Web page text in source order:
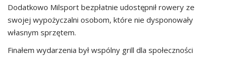
Dodatkowo Milsport bezpłatnie udostępnił rowery ze
swojej wypożyczalni osobom, które nie dysponowały
własnym sprzętem.
Finałem wydarzenia był wspólny grill dla społeczności